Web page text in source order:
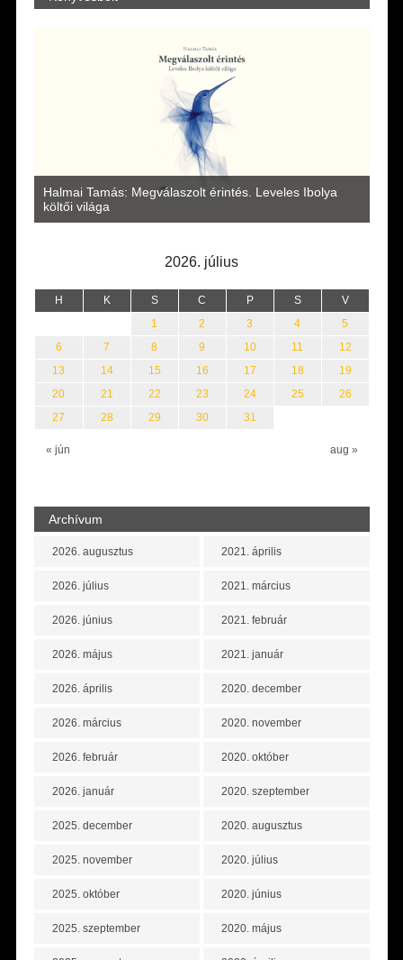
Halmai Tamás: Megválaszolt érintés. Leveles Ibolya
költői világa
2026. július
H K S C P S V
« jún aug »
1 2 3 4
5
6
7 8 9 10 11
12
13
14 15 16 17 18
19
20
21 22 23 24 25
26
27
28 29 30 31
Archívum
2026. augusztus
2026. július
2026. június
2026. május
2026. április
2026. március
2026. február
2026. január
2025. december
2025. november
2025. október
2025. szeptember
2021. április
2021. március
2021. február
2021. január
2020. december
2020. november
2020. október
2020. szeptember
2020. augusztus
2020. július
2020. június
2020. május